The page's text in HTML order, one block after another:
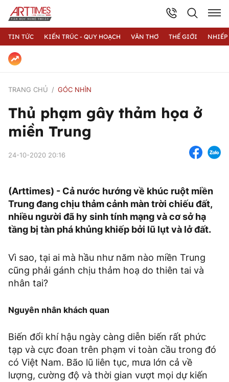
TIN TỨC KIẾN TRÚC - QUY HOẠCH VĂN THƠ THẾ GIỚI
TRANG CHỦ GÓC NHÌN
Thủ phạm gây thảm họa ở
miền Trung
24-10-2020 20:16
(Arttimes) - Cả nước hướng về khúc ruột miền
Trung đang chịu thảm cảnh màn trời chiếu đất,
nhiều người đã hy sinh tính mạng và cơ sở hạ
tầng bị tàn phá khủng khiếp bởi lũ lụt và lở đất.
Vì sao, tại ai mà hầu như năm nào miền Trung
cũng phải gánh chịu thảm hoạ do thiên tai và
nhân tai?
Nguyên nhân khách quan
Biến đổi khí hậu ngày càng diễn biến rất phức
tạp và cực đoan trên phạm vi toàn cầu trong đó
có Việt Nam. Bão lũ liên tục, mưa lớn cả về
lượng, cường độ và thời gian vượt mọi dự kiến